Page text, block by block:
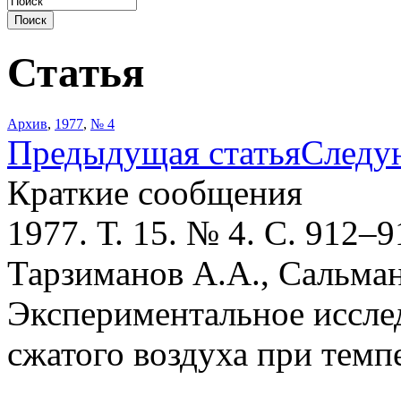
Статья
Архив, 1977, № 4
Предыдущая статья
Краткие сообщения
1977. Т. 15. № 4. С.
Тарзиманов А.А.,
Экспериментальное
сжатого воздуха при